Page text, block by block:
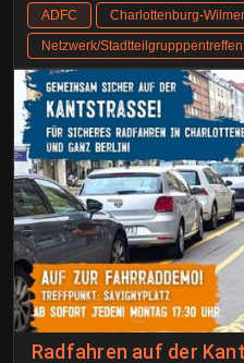
ADFC
Charlottenburg-
Netzwerk/Stadtteilgrupppentreffen
Radfahren auf der